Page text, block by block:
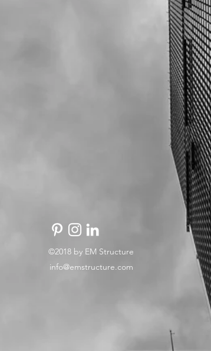
©2018 by EM Structure
info@emstructure.com